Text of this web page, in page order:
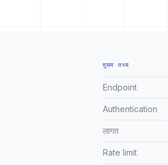
मुख्य तथ्य
Endpoint
Authentication
लागत
Rate limit